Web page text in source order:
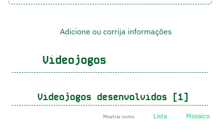
Adicione ou corrija informações
Videojogos
Videojogos desenvolvidos [1]
Mostrar como Lista Mosaico